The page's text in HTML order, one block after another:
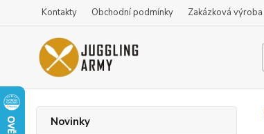
Kontakty Obchodní podmínky Zakázková výroba
Novinky